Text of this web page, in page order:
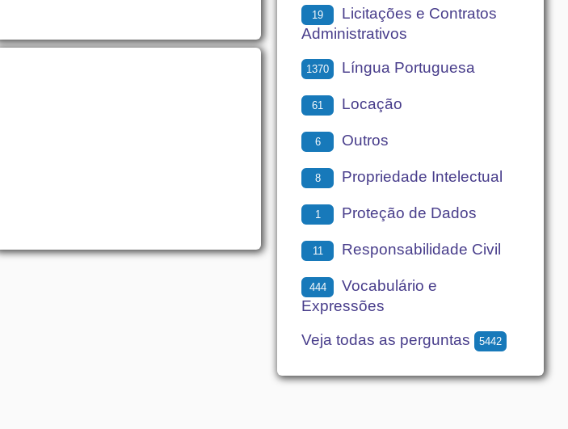
19
Licitações e Contratos
Administrativos
1370 Língua Portuguesa
61 Locação
6 Outros
8 Propriedade Intelectual
1 Proteção de Dados
11 Responsabilidade Civil
444
Vocabulário e
Expressões
Veja todas as perguntas
5442